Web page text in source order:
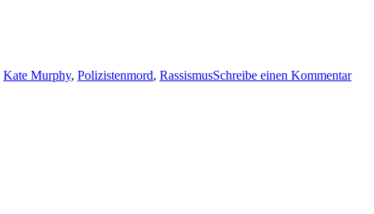
Kate Murphy, Polizistenmord, RassismusSchreibe einen KommentarKarin